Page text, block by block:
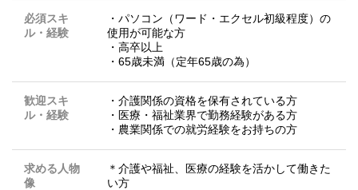
必須スキ
ル・経験
・パソコン（ワード・エクセル初級程度）の
使用が可能な方
・高卒以上
・65歳未満（定年65歳の為）
歓迎スキ
ル・経験
・介護関係の資格を保有されている方
・医療・福祉業界で勤務経験がある方
・農業関係での就労経験をお持ちの方
求める人物
像
＊介護や福祉、医療の経験を活かして働きた
い方